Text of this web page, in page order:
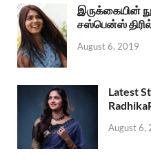
இருக்கையின்
சஸ்பென்ஸ்
August 6, 2019
Latest
August 6,